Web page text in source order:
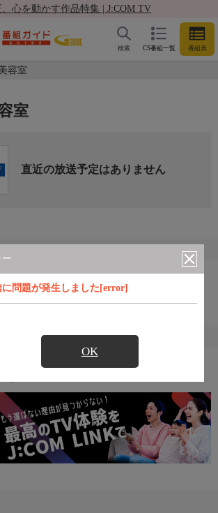
、心を動かす作品特集 | J:COM TV
CS番組一覧 番組表
検索
容室
ー
に問題が発生しました[error]
OK
室
直近の放送予定はありません
すすめ番組
な情報